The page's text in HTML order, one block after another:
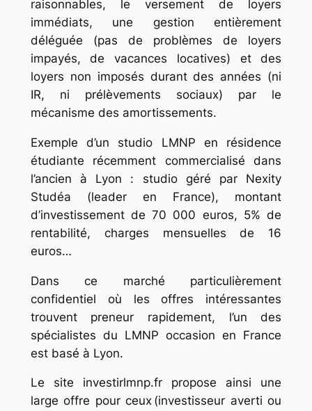
raisonnables, le versement de loyers
immédiats, une gestion entièrement
déléguée (pas de problèmes de loyers
impayés, de vacances locatives) et des
loyers non imposés durant des années (ni
IR, ni prélèvements sociaux) par le
mécanisme des amortissements.
Exemple d’un studio LMNP en résidence
étudiante récemment commercialisé dans
l’ancien à Lyon : studio géré par Nexity
Studéa (leader en France), montant
d’investissement de 70 000 euros, 5% de
rentabilité, charges mensuelles de 16
euros…
Dans ce marché particulièrement
confidentiel où les offres intéressantes
trouvent preneur rapidement, l’un des
spécialistes du LMNP occasion en France
est basé à Lyon.
Le site investirlmnp.fr propose ainsi une
large offre pour ceux (investisseur averti ou